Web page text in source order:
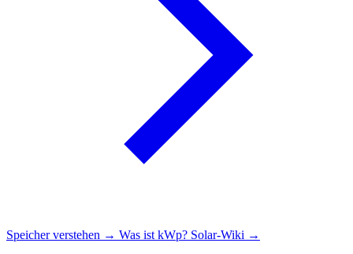
Speicher verstehen → Was ist kWp? Solar-Wiki →